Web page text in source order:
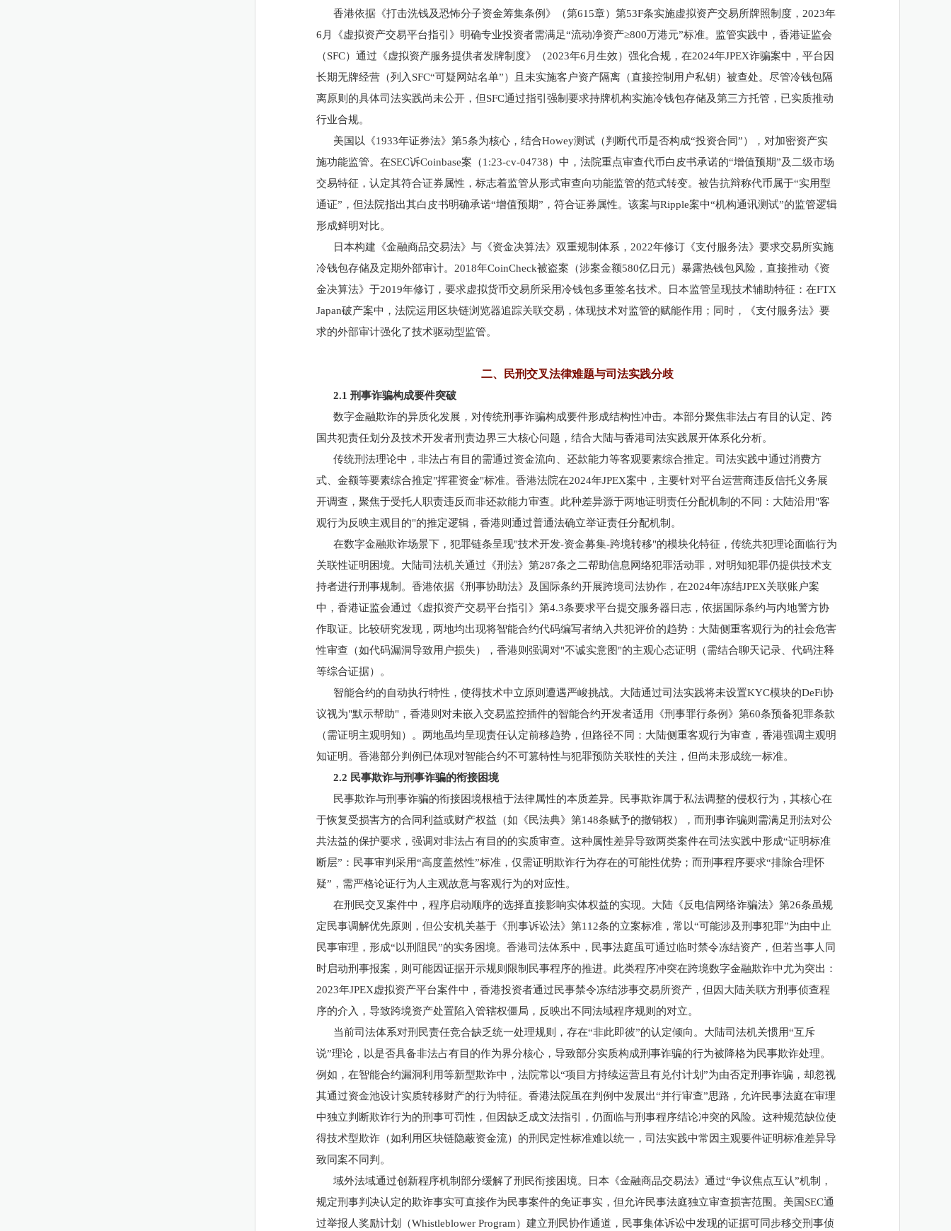
香港依据《打击洗钱及恐怖分子资金筹集条例》（第615章）第53F条实施虚拟资产交易所牌照制度，2023年
6月《虚拟资产交易平台指引》明确专业投资者需满足“流动净资产≥800万港元”标准。监管实践中，香港证监会
（SFC）通过《虚拟资产服务提供者发牌制度》（2023年6月生效）强化合规，在2024年JPEX诈骗案中，平台因
长期无牌经营（列入SFC“可疑网站名单”）且未实施客户资产隔离（直接控制用户私钥）被查处。尽管冷钱包隔
离原则的具体司法实践尚未公开，但SFC通过指引强制要求持牌机构实施冷钱包存储及第三方托管，已实质推动
行业合规。
美国以《1933年证券法》第5条为核心，结合Howey测试（判断代币是否构成“投资合同”），对加密资产实
施功能监管。在SEC诉Coinbase案（1:23-cv-04738）中，法院重点审查代币白皮书承诺的“增值预期”及二级市场
交易特征，认定其符合证券属性，标志着监管从形式审查向功能监管的范式转变。被告抗辩称代币属于“实用型
通证”，但法院指出其白皮书明确承诺“增值预期”，符合证券属性。该案与Ripple案中“机构通讯测试”的监管逻辑
形成鲜明对比。
日本构建《金融商品交易法》与《资金决算法》双重规制体系， 2022年修订《支付服务法》要求交易所实施
冷钱包存储及定期外部审计。2018年CoinCheck被盗案（涉案金额580亿日元）暴露热钱包风险，直接推动《资
金决算法》于2019年修订，要求虚拟货币交易所采用冷钱包多重签名技术。日本监管呈现技术辅助特征：在FTX
Japan破产案中，法院运用区块链浏览器追踪关联交易，体现技术对监管的赋能作用；同时，《支付服务法》要
求的外部审计强化了技术驱动型监管。
二、民刑交叉法律难题与司法实践分歧
2.1 刑事诈骗构成要件突破
数字金融欺诈的异质化发展，对传统刑事诈骗构成要件形成结构性冲击。本部分聚焦非法占有目的认定、跨
国共犯责任划分及技术开发者刑责边界三大核心问题，结合大陆与香港司法实践展开体系化分析。
传统刑法理论中，非法占有目的需通过资金流向、还款能力等客观要素综合推定。司法实践中通过消费方
式、金额等要素综合推定"挥霍资金"标准。香港法院在2024年JPEX案中，主要针对平台运营商违反信托义务展
开调查，聚焦于受托人职责违反而非还款能力审查。此种差异源于两地证明责任分配机制的不同：大陆沿用"客
观行为反映主观目的"的推定逻辑，香港则通过普通法确立举证责任分配机制。
在数字金融欺诈场景下，犯罪链条呈现"技术开发-资金募集-跨境转移"的模块化特征，传统共犯理论面临行为
关联性证明困境。大陆司法机关通过《刑法》第287条之二帮助信息网络犯罪活动罪，对明知犯罪仍提供技术支
持者进行刑事规制。香港依据《刑事协助法》及国际条约开展跨境司法协作，在2024年冻结JPEX关联账户案
中，香港证监会通过《虚拟资产交易平台指引》第4.3条要求平台提交服务器日志，依据国际条约与内地警方协
作取证。比较研究发现，两地均出现将智能合约代码编写者纳入共犯评价的趋势：大陆侧重客观行为的社会危害
性审查（如代码漏洞导致用户损失），香港则强调对"不诚实意图"的主观心态证明（需结合聊天记录、代码注释
等综合证据）。
智能合约的自动执行特性，使得技术中立原则遭遇严峻挑战。大陆通过司法实践将未设置KYC模块的DeFi协
议视为"默示帮助"，香港则对未嵌入交易监控插件的智能合约开发者适用《刑事罪行条例》第60条预备犯罪条款
（需证明主观明知）。两地虽均呈现责任认定前移趋势，但路径不同：大陆侧重客观行为审查，香港强调主观明
知证明。香港部分判例已体现对智能合约不可篡特性与犯罪预防关联性的关注，但尚未形成统一标准。
2.2 民事欺诈与刑事诈骗的衔接困境
民事欺诈与刑事诈骗的衔接困境根植于法律属性的本质差异。民事欺诈属于私法调整的侵权行为，其核心在
于恢复受损害方的合同利益或财产权益（如《民法典》第148条赋予的撤销权），而刑事诈骗则需满足刑法对公
共法益的保护要求，强调对非法占有目的的实质审查。这种属性差异导致两类案件在司法实践中形成“证明标准
断层”：民事审判采用“高度盖然性”标准，仅需证明欺诈行为存在的可能性优势；而刑事程序要求“排除合理怀
疑”，需严格论证行为人主观故意与客观行为的对应性。
在刑民交叉案件中，程序启动顺序的选择直接影响实体权益的实现。大陆《反电信网络诈骗法》第26条虽规
定民事调解优先原则，但公安机关基于《刑事诉讼法》第112条的立案标准，常以“可能涉及刑事犯罪”为由中止
民事审理，形成“以刑阻民”的实务困境。香港司法体系中，民事法庭虽可通过临时禁令冻结资产，但若当事人同
时启动刑事报案，则可能因证据开示规则限制民事程序的推进。此类程序冲突在跨境数字金融欺诈中尤为突出：
2023年JPEX虚拟资产平台案件中，香港投资者通过民事禁令冻结涉事交易所资产，但因大陆关联方刑事侦查程
序的介入，导致跨境资产处置陷入管辖权僵局，反映出不同法域程序规则的对立。
当前司法体系对刑民责任竞合缺乏统一处理规则，存在“非此即彼”的认定倾向。大陆司法机关惯用“互斥
说”理论，以是否具备非法占有目的作为界分核心，导致部分实质构成刑事诈骗的行为被降格为民事欺诈处理。
例如，在智能合约漏洞利用等新型欺诈中，法院常以“项目方持续运营且有兑付计划”为由否定刑事诈骗，却忽视
其通过资金池设计实质转移财产的行为特征。香港法院虽在判例中发展出“并行审查”思路，允许民事法庭在审理
中独立判断欺诈行为的刑事可罚性，但因缺乏成文法指引，仍面临与刑事程序结论冲突的风险。这种规范缺位使
得技术型欺诈（如利用区块链隐蔽资金流）的刑民定性标准难以统一，司法实践中常因主观要件证明标准差异导
致同案不同判。
域外法域通过创新程序机制部分缓解了刑民衔接困境。日本《金融商品交易法》通过“争议焦点互认”机制，
规定刑事判决认定的欺诈事实可直接作为民事案件的免证事实，但允许民事法庭独立审查损害范围。美国SEC通
过举报人奖励计划（Whistleblower Program）建立刑民协作通道，民事集体诉讼中发现的证据可同步移交刑事侦